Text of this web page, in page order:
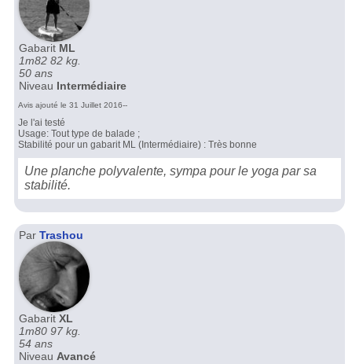
Gabarit ML
1m82 82 kg.
50 ans
Niveau Intermédiaire
Avis ajouté le 31 Juillet 2016--
Je l'ai testé
Usage: Tout type de balade ;
Stabilité pour un gabarit ML (Intermédiaire) : Très bonne
Une planche polyvalente, sympa pour le yoga par sa
stabilité.
Par Trashou
Gabarit XL
1m80 97 kg.
54 ans
Niveau Avancé